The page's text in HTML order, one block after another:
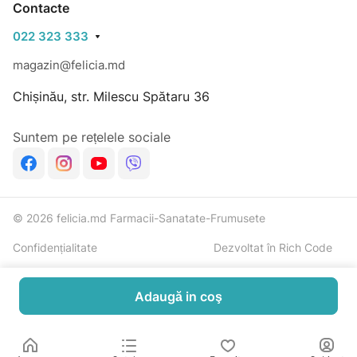
Contacte
022 323 333
magazin@felicia.md
Chișinău, str. Milescu Spătaru 36
Suntem pe rețelele sociale
© 2026 felicia.md Farmacii-Sanatate-Frumusete
Confidențialitate Dezvoltat în Rich Code
Adaugă in coş